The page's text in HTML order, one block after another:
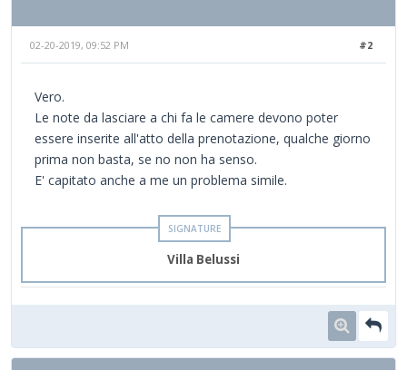
#2
02-20-2019, 09:52 PM
Vero.
Le note da lasciare a chi fa le camere devono poter
essere inserite all'atto della prenotazione, qualche giorno
prima non basta, se no non ha senso.
E' capitato anche a me un problema simile.
Villa Belussi